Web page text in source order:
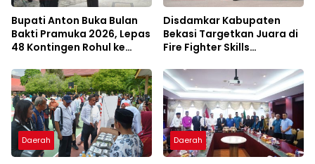
Bupati Anton Buka Bulan
Bakti Pramuka 2026, Lepas
48 Kontingen Rohul ke
Disdamkar Kabupaten
Bekasi Targetkan Juara di
Fire Fighter Skills
2027
Daerah Daerah